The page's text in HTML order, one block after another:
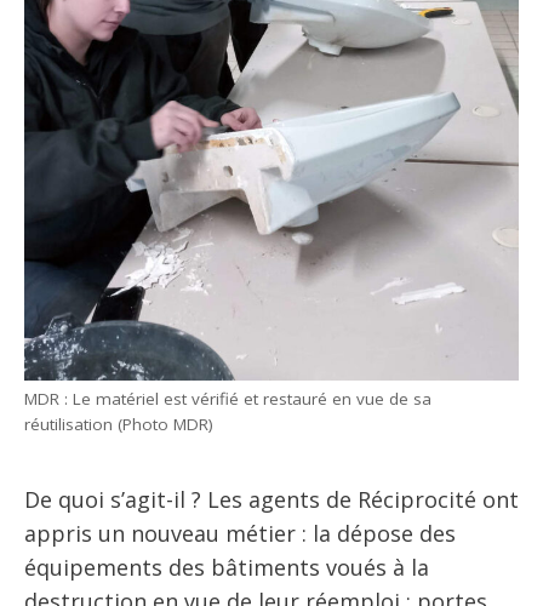
MDR : Le matériel est vérifié et restauré en vue de sa
réutilisation (Photo MDR)
De quoi s’agit-il ? Les agents de Réciprocité ont
appris un nouveau métier : la dépose des
équipements des bâtiments voués à la